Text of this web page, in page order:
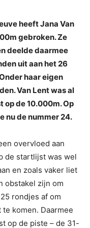
heeft Jana Van
gebroken. Ze
deelde daarmee
uit aan het 26
haar eigen
Van Lent was al
op de 10.000m. Op
nu de nummer 24.
overvloed aan
de startlijst was wel
en zoals vaker liet
obstakel zijn om
rondjes af om
te komen. Daarmee
op de piste – de 31-